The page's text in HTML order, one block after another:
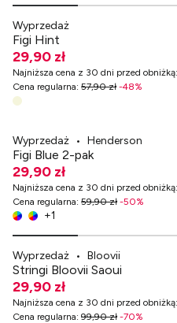
Wyprzedaż
Figi Hint
29,90 zł
Najniższa cena z 30 dni przed obniżką:
Cena regularna: 57,90 zł -48%
Wyprzedaż • Henderson
Figi Blue 2-pak
29,90 zł
Najniższa cena z 30 dni przed obniżką:
Cena regularna: 59,90 zł -50%
+1
-70% przy zakupach za min. 349 zł
Wyprzedaż • Bloovii
Stringi Bloovii Saoui
29,90 zł
Najniższa cena z 30 dni przed obniżką:
Cena regularna: 99,90 zł -70%